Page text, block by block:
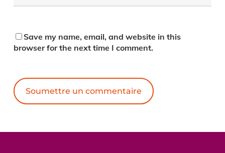
Save my name, email, and website in this
browser for the next time I comment.